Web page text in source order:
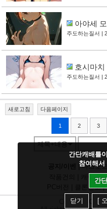
아야세
주도하는질서 |
호시마치
주도하는질서 |
새로고침 다음페이지
1 2 3
제목+내용
|다크모
캐릭건의
클론신고|
Copyright
간단캐배틀
참여해서
간
닫기 [